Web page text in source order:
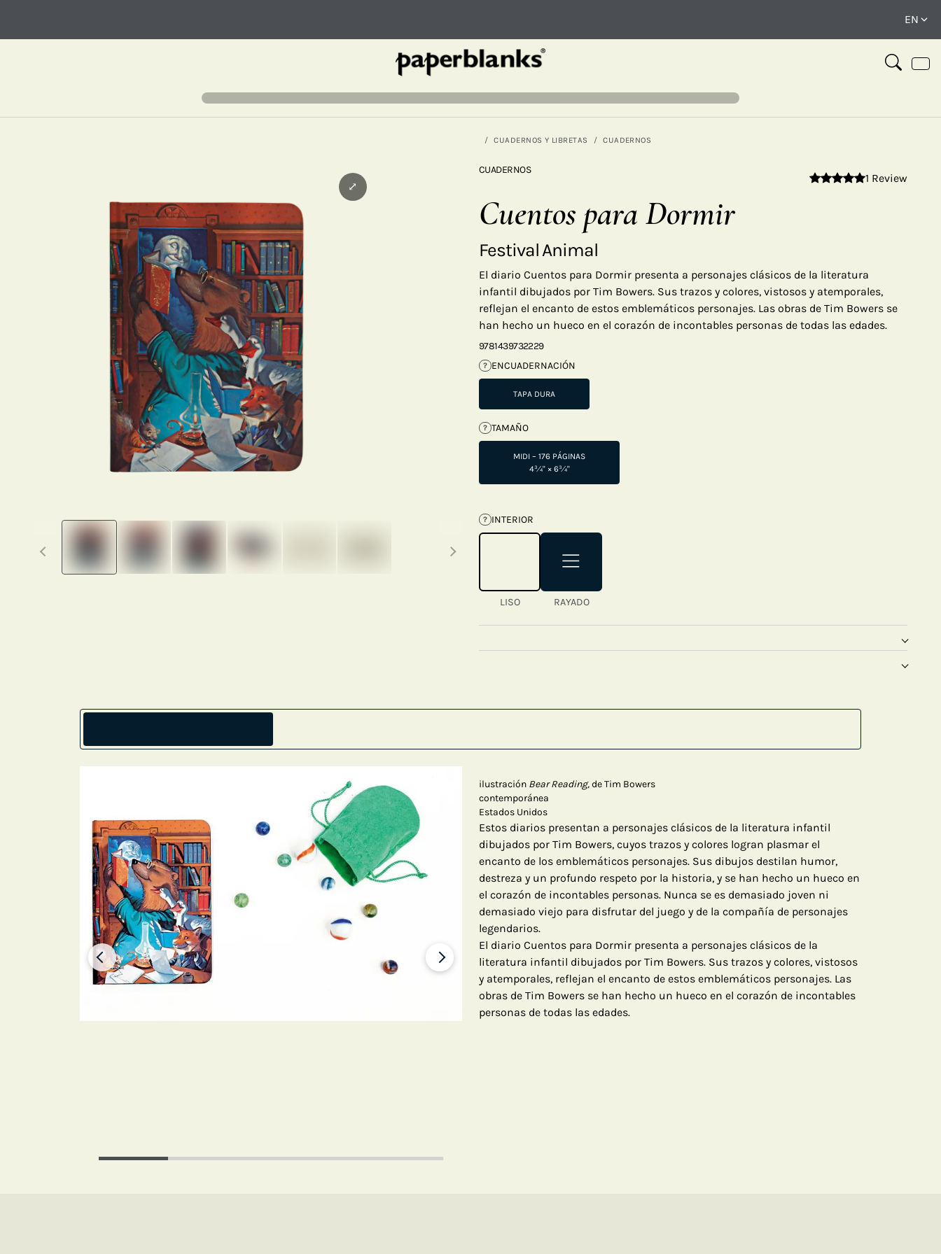
CUADERNOS Y LIBRETAS CUADERNOS
Previous thumbnails Next thumbnails
⤢
CUADERNOS
1 Review
Cuentos para Dormir
Festival Animal
El diario Cuentos para Dormir presenta a personajes clásicos de la literatura
infantil dibujados por Tim Bowers. Sus trazos y colores, vistosos y atemporales,
reflejan el encanto de estos emblemáticos personajes. Las obras de Tim Bowers se
han hecho un hueco en el corazón de incontables personas de todas las edades.
9781439732229
? ENCUADERNACIÓN
TAPA DURA
? TAMAÑO
MIDI – 176 PÁGINAS
4¾" × 6¾"
? INTERIOR
LISO RAYADO
ilustración Bear Reading,de Tim Bowers
contemporánea
Estados Unidos
Estos diarios presentan a personajes clásicos de la literatura infantil
dibujados por Tim Bowers, cuyos trazos y colores logran plasmar el
encanto de los emblemáticos personajes. Sus dibujos destilan humor,
destreza y un profundo respeto por la historia, y se han hecho un hueco en
el corazón de incontables personas. Nunca se es demasiado joven ni
demasiado viejo para disfrutar del juego y de la compañía de personajes
legendarios.
El diario Cuentos para Dormir presenta a personajes clásicos de la
literatura infantil dibujados por Tim Bowers. Sus trazos y colores, vistosos
y atemporales, reflejan el encanto de estos emblemáticos personajes. Las
obras de Tim Bowers se han hecho un hueco en el corazón de incontables
personas de todas las edades.